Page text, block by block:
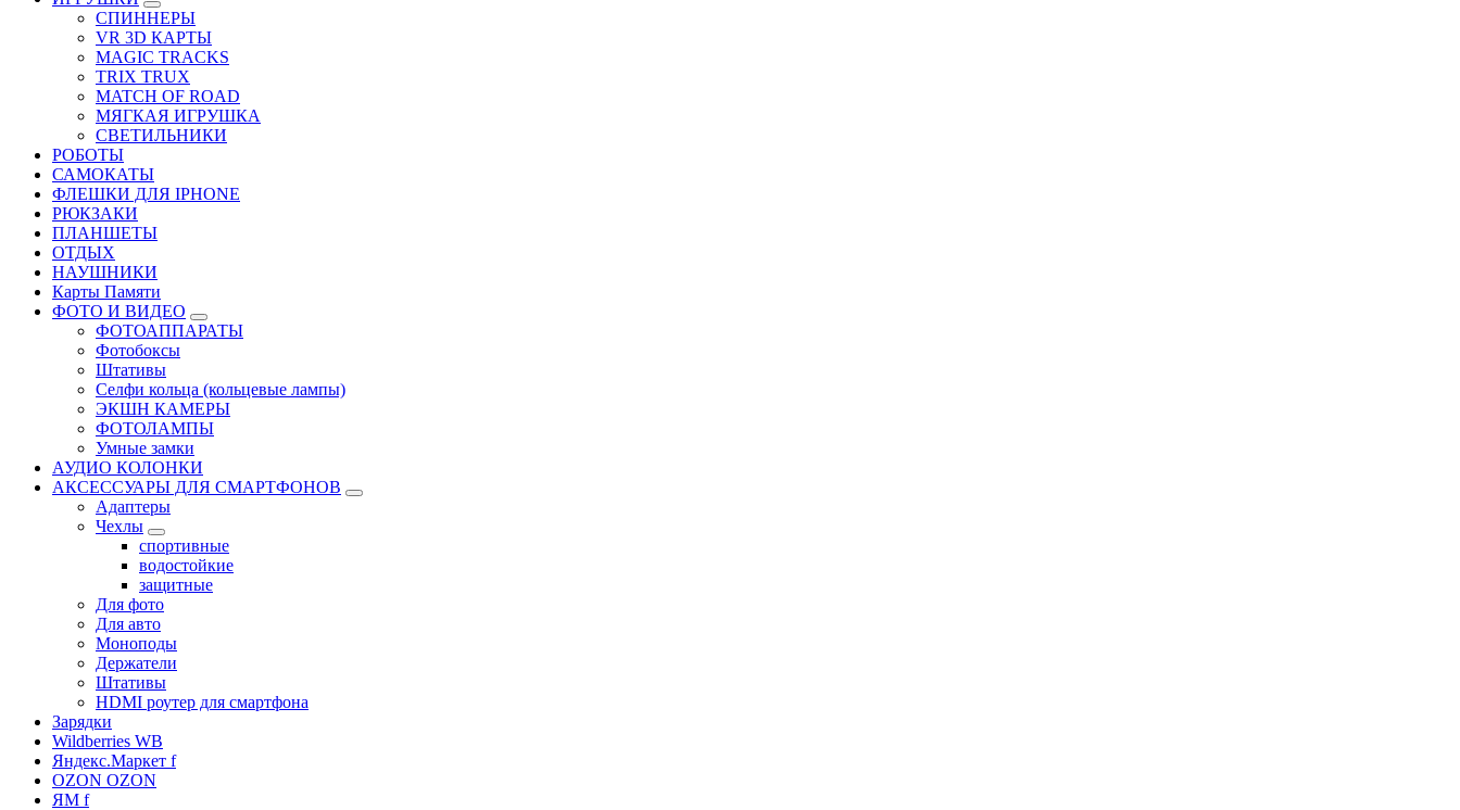
СПИННЕРЫ
VR 3D КАРТЫ
MAGIC TRACKS
TRIX TRUX
MATCH OF ROAD
МЯГКАЯ ИГРУШКА
СВЕТИЛЬНИКИ
РОБОТЫ
САМОКАТЫ
ФЛЕШКИ ДЛЯ IPHONE
РЮКЗАКИ
ПЛАНШЕТЫ
ОТДЫХ
НАУШНИКИ
Карты Памяти
ФОТО И ВИДЕО
ФОТОАППАРАТЫ
Фотобоксы
Штативы
Селфи кольца (кольцевые лампы)
ЭКШН КАМЕРЫ
ФОТОЛАМПЫ
Умные замки
АУДИО КОЛОНКИ
АКСЕССУАРЫ ДЛЯ СМАРТФОНОВ
Адаптеры
Чехлы
спортивные
водостойкие
защитные
Для фото
Для авто
Моноподы
Держатели
Штативы
HDMI роутер для смартфона
Зарядки
Wildberries WB
Яндекс.Маркет f
OZON OZON
ЯМ f